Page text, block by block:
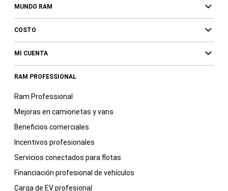
MUNDO RAM
COSTO
MI CUENTA
RAM PROFESSIONAL
Ram Professional
Mejoras en camionetas y vans
Beneficios comerciales
Incentivos profesionales
Servicios conectados para flotas
Financiación profesional de vehículos
Carga de EV profesional